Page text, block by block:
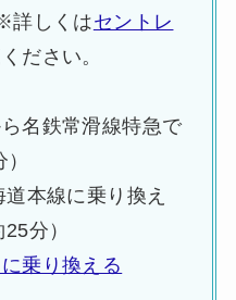
しくはセントレ
ださい。
名鉄常滑線特急で
道本線に乗り換え
分）
乗り換える